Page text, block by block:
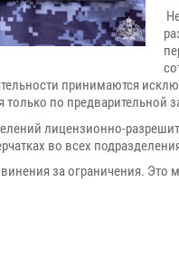
принимаются
только по предварительной
лицензионно-
во всех
за ограничения. Это